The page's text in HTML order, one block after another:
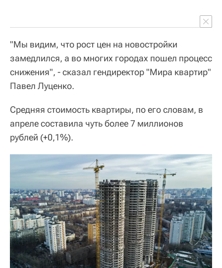
"Мы видим, что рост цен на новостройки
замедлился, а во многих городах пошел процесс
снижения", - сказал гендиректор "Мира квартир"
Павел Луценко.
Средняя стоимость квартиры, по его словам, в
апреле составила чуть более 7 миллионов
рублей (+0,1%).